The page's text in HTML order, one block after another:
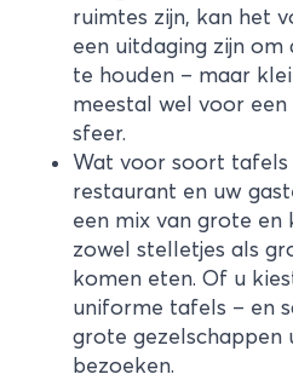
ruimtes zijn, kan het
een uitdaging zijn
te houden – maar
meestal wel voor
sfeer.
Wat voor soort tafels
restaurant en uw
een mix van grote
zowel stelletjes als
komen eten. Of u
uniforme tafels – en
grote gezelschappen
bezoeken.